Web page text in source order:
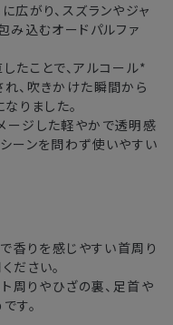
2〜3日
3〜4日
5〜8日
送できない場合がござ
業期間中
がかかる
広がり、スズランやジャ
み込むオードパルファ
たことで、アルコール*
、吹きかけた瞬間から
りました。
ージした軽やかで透明感
ーンを問わず使いやすい
香りを感じやすい首周り
ださい。
周りやひざの裏、足首や
す。